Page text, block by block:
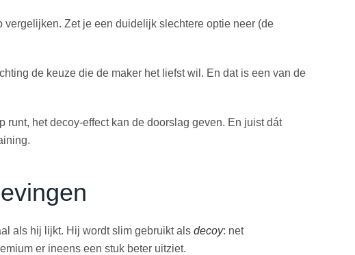
Zet je een duidelijk slechtere optie neer (de
de keuze die de maker het liefst wil. En dat is een van de
het decoy-effect kan de doorslag geven. En juist dát
als hij lijkt. Hij wordt slim gebruikt als decoy: net
er ineens een stuk beter uitziet.